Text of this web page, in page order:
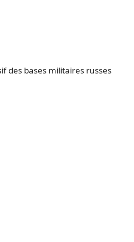
des bases militaires russes